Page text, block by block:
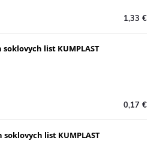
1,33 €
list KUMPLAST
0,17 €
list KUMPLAST